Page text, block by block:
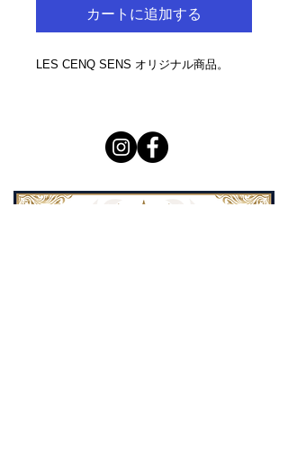
カートに追加する
LES CENQ SENS オリジナル商品。